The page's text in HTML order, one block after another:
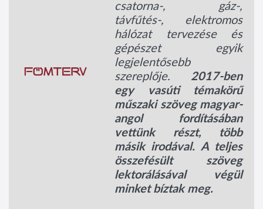
csatorna-, gáz-,
távfűtés-, elektromos
hálózat tervezése és
gépészet egyik
legjelentősebb
szereplője. 2017-ben
egy vasúti témakörű
műszaki szöveg magyar-
angol fordításában
vettünk részt, több
másik irodával. A teljes
összefésült szöveg
lektorálásával végül
minket bíztak meg.